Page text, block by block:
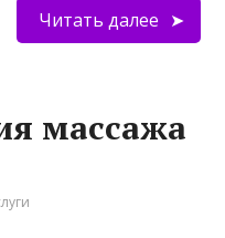
Читать далее
массажа